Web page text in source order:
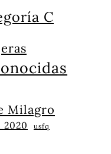
C
Milagro
usfq